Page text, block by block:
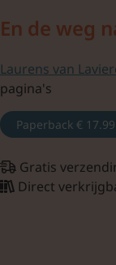
En de weg
Laurens van
pagina's
Paperback € 17.99
Gratis
Direct